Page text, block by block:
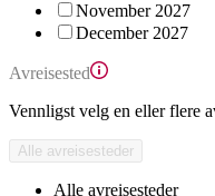
November 2027
December 2027
Avreisested
Vennligst velg en eller flere
Alle avreisesteder
Alle avreisesteder